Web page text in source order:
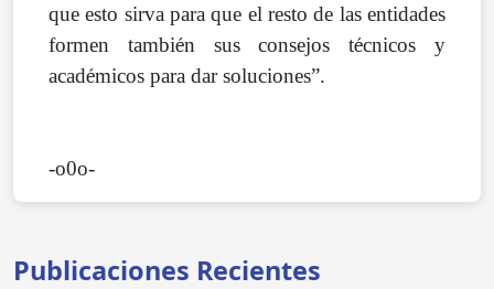
que esto sirva para que el resto de las entidades
formen también sus consejos técnicos y
académicos para dar soluciones”.
-o0o-
Publicaciones Recientes